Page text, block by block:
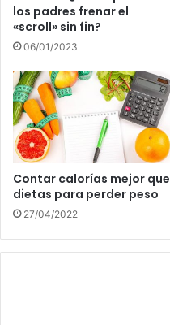
los padres frenar el
«scroll» sin fin?
06/01/2023
Contar calorías mejor que
dietas para perder peso
27/04/2022